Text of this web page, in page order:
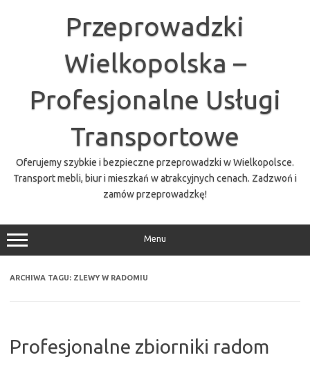
Przeprowadzki
Wielkopolska –
Profesjonalne Usługi
Transportowe
Oferujemy szybkie i bezpieczne przeprowadzki w Wielkopolsce.
Transport mebli, biur i mieszkań w atrakcyjnych cenach. Zadzwoń i
zamów przeprowadzkę!
Menu
ARCHIWA TAGU: ZLEWY W RADOMIU
Profesjonalne zbiorniki radom